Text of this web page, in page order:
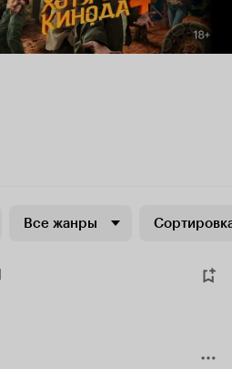
Все жанры